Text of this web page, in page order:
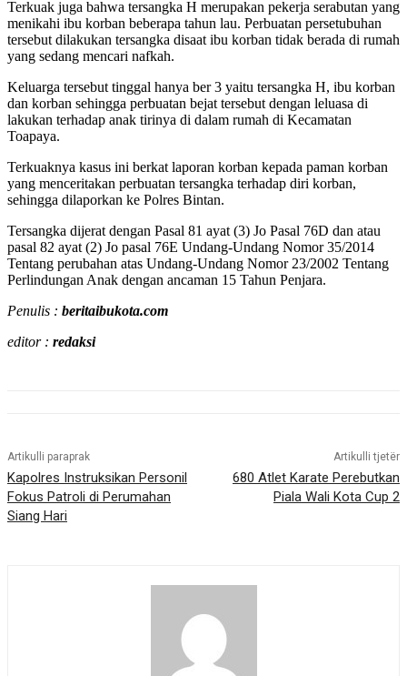
Terkuak juga bahwa tersangka H merupakan pekerja serabutan yang
menikahi ibu korban beberapa tahun lau. Perbuatan persetubuhan
tersebut dilakukan tersangka disaat ibu korban tidak berada di rumah
yang sedang mencari nafkah.
Keluarga tersebut tinggal hanya ber 3 yaitu tersangka H, ibu korban
dan korban sehingga perbuatan bejat tersebut dengan leluasa di
lakukan terhadap anak tirinya di dalam rumah di Kecamatan
Toapaya.
Terkuaknya kasus ini berkat laporan korban kepada paman korban
yang menceritakan perbuatan tersangka terhadap diri korban,
sehingga dilaporkan ke Polres Bintan.
Tersangka dijerat dengan Pasal 81 ayat (3) Jo Pasal 76D dan atau
pasal 82 ayat (2) Jo pasal 76E Undang-Undang Nomor 35/2014
Tentang perubahan atas Undang-Undang Nomor 23/2002 Tentang
Perlindungan Anak dengan ancaman 15 Tahun Penjara.
Penulis : beritaibukota.com
editor : redaksi
Artikulli paraprak
Kapolres Instruksikan Personil
Fokus Patroli di Perumahan
Siang Hari
Artikulli tjetër
680 Atlet Karate Perebutkan
Piala Wali Kota Cup 2